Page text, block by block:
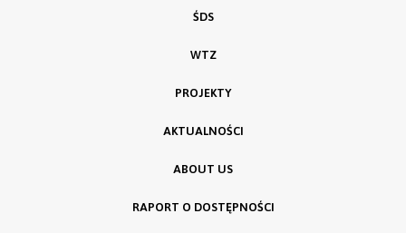
ŚDS
WTZ
PROJEKTY
AKTUALNOŚCI
ABOUT US
RAPORT O DOSTĘPNOŚCI